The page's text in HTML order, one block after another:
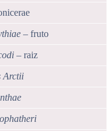
– fruto
– raiz
Arctii